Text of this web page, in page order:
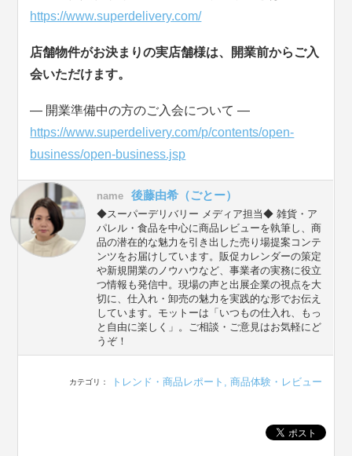
https://www.superdelivery.com/
店舗物件がお決まりの実店舗様は、開業前からご入
会いただけます。
― 開業準備中の方のご入会について ―
https://www.superdelivery.com/p/contents/open-
business/open-business.jsp
name 後藤由希（ごとー）
◆スーパーデリバリー メディア担当◆ 雑貨・ア
パレル・食品を中心に商品レビューを執筆し、商
品の潜在的な魅力を引き出した売り場提案コンテ
ンツをお届けしています。販促カレンダーの策定
や新規開業のノウハウなど、事業者の実務に役立
つ情報も発信中。現場の声と出展企業の視点を大
切に、仕入れ・卸売の魅力を実践的な形でお伝え
しています。モットーは「いつもの仕入れ、もっ
と自由に楽しく」。ご相談・ご意見はお気軽にど
うぞ！
カテゴリ： トレンド・商品レポート , 商品体験・レビュー